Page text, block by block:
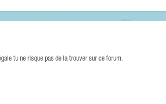
tu ne risque pas de la trouver sur ce forum.